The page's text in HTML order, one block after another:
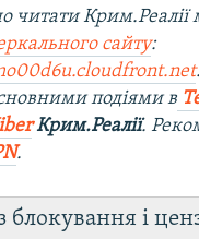
читати Крим.Реалії
сайту:
подіями в
Крим.Реалії.
.
блокування і